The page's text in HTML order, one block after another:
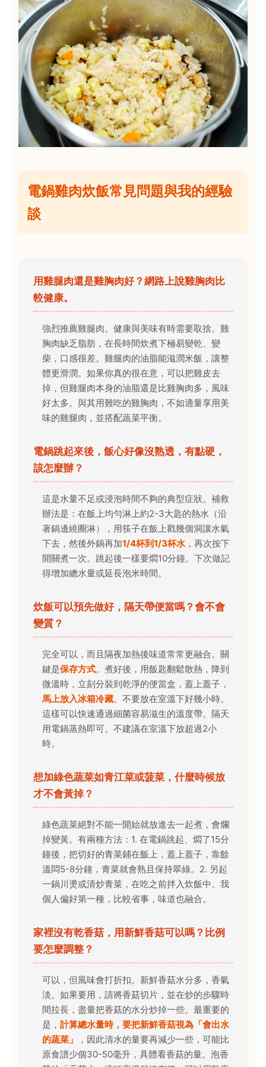
電鍋雞肉炊飯常見問題與我的經驗
談
用雞腿肉還是雞胸肉好？網路上說雞胸肉比
較健康。
強烈推薦雞腿肉。健康與美味有時需要取捨。雞
胸肉缺乏脂肪，在長時間炊煮下極易變乾、變
柴，口感很差。雞腿肉的油脂能滋潤米飯，讓整
體更滑潤。如果你真的很在意，可以把雞皮去
掉，但雞腿肉本身的油脂還是比雞胸肉多，風味
好太多。與其用難吃的雞胸肉，不如適量享用美
味的雞腿肉，並搭配蔬菜平衡。
電鍋跳起來後，飯心好像沒熟透，有點硬，
該怎麼辦？
這是水量不足或浸泡時間不夠的典型症狀。補救
辦法是：在飯上均勻淋上約2-3大匙的熱水（沿
著鍋邊繞圈淋），用筷子在飯上戳幾個洞讓水氣
下去，然後外鍋再加1/4杯到1/3杯水，再次按下
開關煮一次。跳起後一樣要燜10分鐘。下次做記
得增加總水量或延長泡米時間。
炊飯可以預先做好，隔天帶便當嗎？會不會
變質？
完全可以，而且隔夜加熱後味道常常更融合。關
鍵是保存方式。煮好後，用飯匙翻鬆散熱，降到
微溫時，立刻分裝到乾淨的便當盒，蓋上蓋子，
馬上放入冰箱冷藏。不要放在室溫下好幾小時。
這樣可以快速通過細菌容易滋生的溫度帶。隔天
用電鍋蒸熱即可。不建議在室溫下放超過2小
時。
想加綠色蔬菜如青江菜或菠菜，什麼時候放
才不會黃掉？
綠色蔬菜絕對不能一開始就放進去一起煮，會爛
掉變黃。有兩種方法：1. 在電鍋跳起、燜了15分
鐘後，把切好的青菜鋪在飯上，蓋上蓋子，靠餘
溫悶5-8分鐘，青菜就會熟且保持翠綠。2. 另起
一鍋川燙或清炒青菜，在吃之前拌入炊飯中。我
個人偏好第一種，比較省事，味道也融合。
家裡沒有乾香菇，用新鮮香菇可以嗎？比例
要怎麼調整？
可以，但風味會打折扣。新鮮香菇水分多，香氣
淡。如果要用，請將香菇切片，並在炒的步驟時
間拉長，盡量把香菇的水分炒掉一些。最重要的
是， 計算總水量時，要把新鮮香菇視為「會出水
的蔬菜」
，因此清水的量要再減少一些，可能比
原食譜少個30-50毫升，具體看香菇的量。泡香